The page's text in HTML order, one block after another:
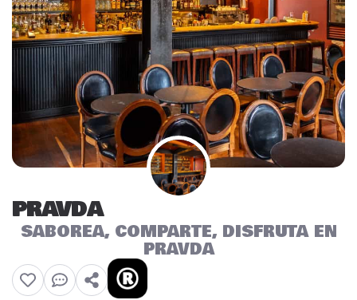
PRAVDA
SABOREA, COMPARTE, DISFRUTA EN
PRAVDA